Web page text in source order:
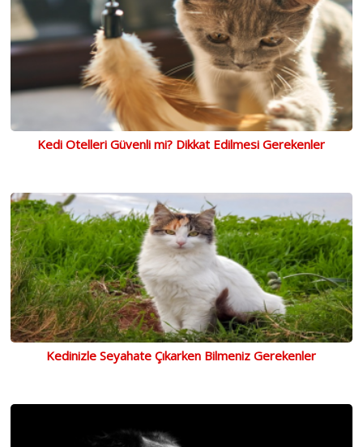
Kedi Otelleri Güvenli mi? Dikkat Edilmesi Gerekenler
Kedinizle Seyahate Çıkarken Bilmeniz Gerekenler